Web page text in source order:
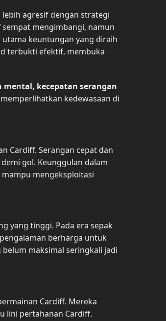
agresif dengan strategi
mengimbangi, namun
keuntungan yang diraih
terbukti efektif, membuka
mental, kecepatan serangan
kedewasaan di
Cardiff. Serangan cepat dan
gol. Keunggulan dalam
mengeksploitasi
yang tinggi. Pada era sepak
berharga untuk
maksimal seringkali jadi
Cardiff. Mereka
lini pertahanan Cardiff.